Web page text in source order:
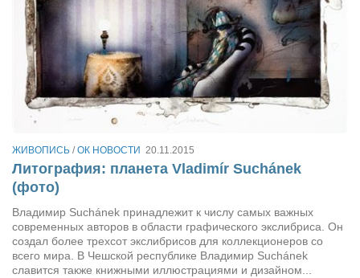
Актёры
Валентин Бурый
Артём Мяус
Александра Сокол
Барды
Владимир Айзенберг
Ольга Козаченко
Оксана Скоробагатская
ЖИВОПИСЬ /ОК НОВОСТИ 20.11.2015
Литография: планета Vladimír Suchánek
(фото)
Владимир Suchánek принадлежит к числу самых важных
современных авторов в области графического экслибриса. Он
создал более трехсот экслибрисов для коллекционеров со
всего мира. В Чешской республике Владимир Suchánek
славится также книжными иллюстрациями и дизайном...